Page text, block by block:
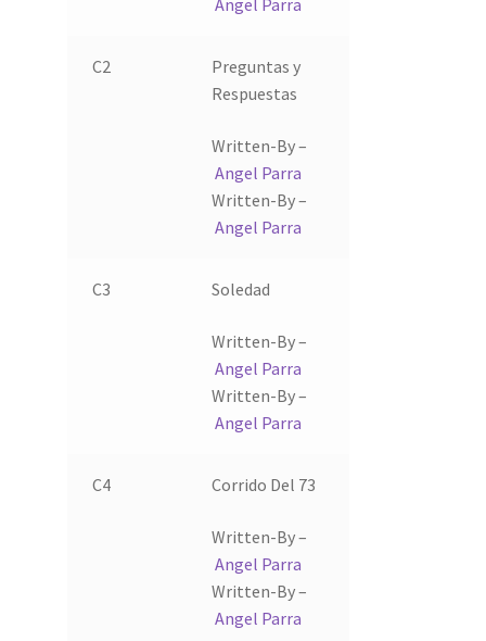
C2
Preguntas y
Respuestas
Written-By –
Angel Parra
Written-By –
Angel Parra
C3 Soledad
Written-By –
Angel Parra
Written-By –
Angel Parra
C4 Corrido Del 73
Written-By –
Angel Parra
Written-By –
Angel Parra